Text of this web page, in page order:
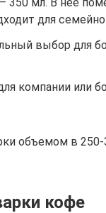
350 мл. В нее
для
выбор для
компании или
объемом в 250-
кофе